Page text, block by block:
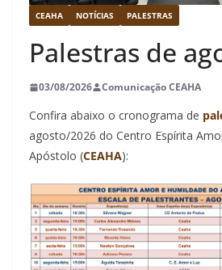
CEAHA NOTÍCIAS PALESTRAS
Palestras de
03/08/2026 Comunicação CEAHA
Confira abaixo o cronograma de
agosto/2026 do Centro Espírita
Apóstolo (CEAHA):